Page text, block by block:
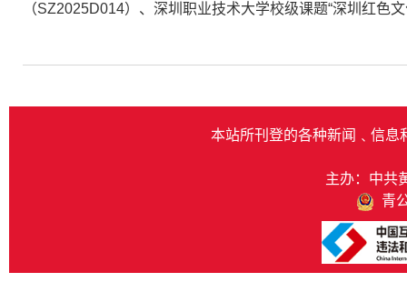
（SZ2025D014）、深圳职业技术大学校级课题“深圳红
本站所刊登的各种新闻﹑信息
主办：中共
青